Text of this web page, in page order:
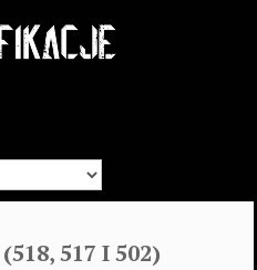
517 I 502)